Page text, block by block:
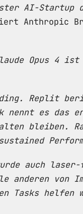
AI-Startup
Anthropic
Opus 4
Replit
nennt es das
bleiben.
auch
von
Tasks